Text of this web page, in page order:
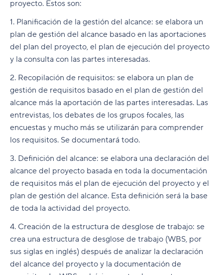
proyecto. Estos son:
1. Planificación de la gestión del alcance: se elabora un
plan de gestión del alcance basado en las aportaciones
del plan del proyecto, el plan de ejecución del proyecto
y la consulta con las partes interesadas.
2. Recopilación de requisitos: se elabora un plan de
gestión de requisitos basado en el plan de gestión del
alcance más la aportación de las partes interesadas. Las
entrevistas, los debates de los grupos focales, las
encuestas y mucho más se utilizarán para comprender
los requisitos. Se documentará todo.
3. Definición del alcance: se elabora una declaración del
alcance del proyecto basada en toda la documentación
de requisitos más el plan de ejecución del proyecto y el
plan de gestión del alcance. Esta definición será la base
de toda la actividad del proyecto.
4. Creación de la estructura de desglose de trabajo: se
crea una estructura de desglose de trabajo (WBS, por
sus siglas en inglés) después de analizar la declaración
del alcance del proyecto y la documentación de